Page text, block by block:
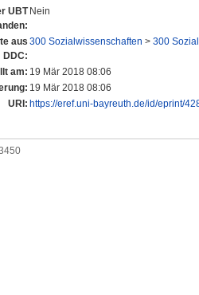
UBT Nein
aus
DDC:
300 Sozialwissenschaften > 300
am: 19 Mär 2018 08:06
19 Mär 2018 08:06
URI: https://eref.uni-bayreuth.de/id/eprint/